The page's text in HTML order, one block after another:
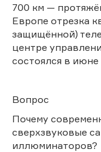
700 км —
Европе отрезка
защищённой)
центре
состоялся в июне
Вопрос
Почему
сверхзвуковые
иллюминаторов?